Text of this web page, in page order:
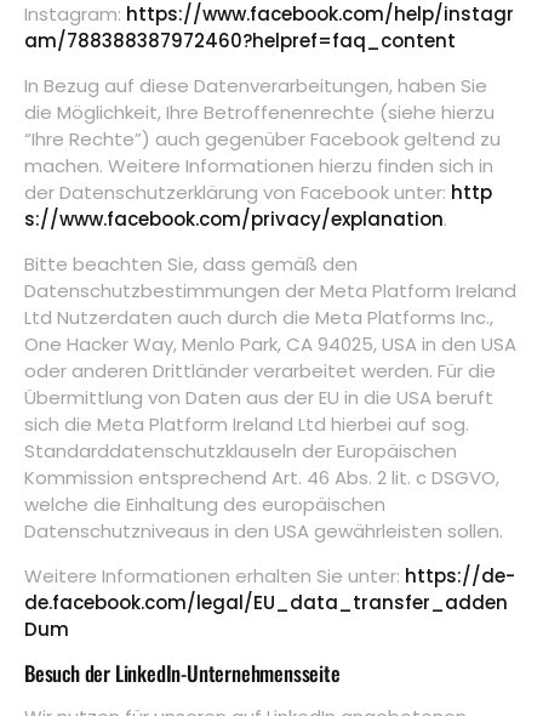
Instagram: https://www.facebook.com/help/instagr
am/788388387972460?helpref=faq_content
In Bezug auf diese Datenverarbeitungen, haben Sie
die Möglichkeit, Ihre Betroffenenrechte (siehe hierzu
“Ihre Rechte”) auch gegenüber Facebook geltend zu
machen. Weitere Informationen hierzu finden sich in
der Datenschutzerklärung von Facebook unter: http
s://www.facebook.com/privacy/explanation.
Bitte beachten Sie, dass gemäß den
Datenschutzbestimmungen der Meta Platform Ireland
Ltd Nutzerdaten auch durch die Meta Platforms Inc.,
One Hacker Way, Menlo Park, CA 94025, USA in den USA
oder anderen Drittländer verarbeitet werden. Für die
Übermittlung von Daten aus der EU in die USA beruft
sich die Meta Platform Ireland Ltd hierbei auf sog.
Standarddatenschutzklauseln der Europäischen
Kommission entsprechend Art. 46 Abs. 2 lit. c DSGVO,
welche die Einhaltung des europäischen
Datenschutzniveaus in den USA gewährleisten sollen.
Weitere Informationen erhalten Sie unter: https://de-
de.facebook.com/legal/EU_data_transfer_adden
Dum
Besuch der LinkedIn-Unternehmensseite